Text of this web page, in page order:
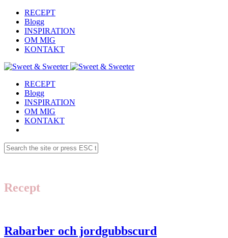
RECEPT
Blogg
INSPIRATION
OM MIG
KONTAKT
RECEPT
Blogg
INSPIRATION
OM MIG
KONTAKT
Recept
Rabarber och jordgubbscurd